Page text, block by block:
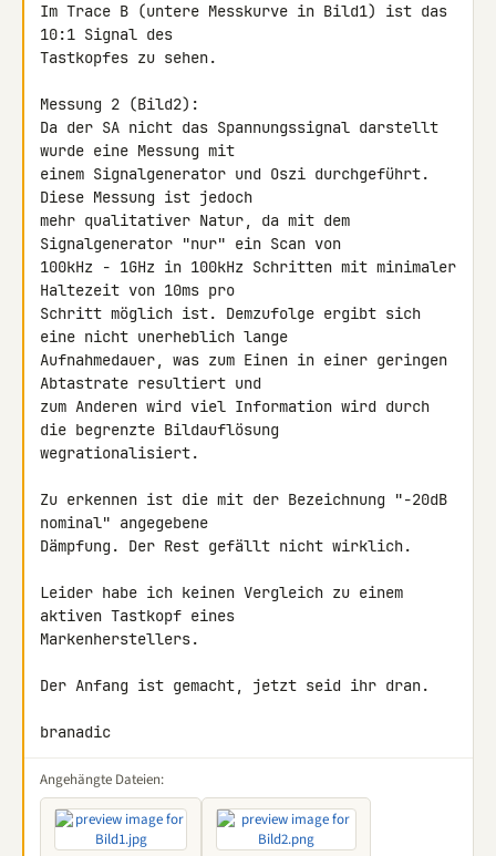
Im Trace B (untere Messkurve in Bild1) ist das
10:1 Signal des
Tastkopfes zu sehen.
Messung 2 (Bild2):
Da der SA nicht das Spannungssignal darstellt
wurde eine Messung mit
einem Signalgenerator und Oszi durchgeführt.
Diese Messung ist jedoch
mehr qualitativer Natur, da mit dem
Signalgenerator "nur" ein Scan von
100kHz - 1GHz in 100kHz Schritten mit minimaler
Haltezeit von 10ms pro
Schritt möglich ist. Demzufolge ergibt sich
eine nicht unerheblich lange
Aufnahmedauer, was zum Einen in einer geringen
Abtastrate resultiert und
zum Anderen wird viel Information wird durch
die begrenzte Bildauflösung
wegrationalisiert.
Zu erkennen ist die mit der Bezeichnung "-20dB
nominal" angegebene
Dämpfung. Der Rest gefällt nicht wirklich.
Leider habe ich keinen Vergleich zu einem
aktiven Tastkopf eines
Markenherstellers.
Der Anfang ist gemacht, jetzt seid ihr dran.
branadic
Angehängte Dateien: